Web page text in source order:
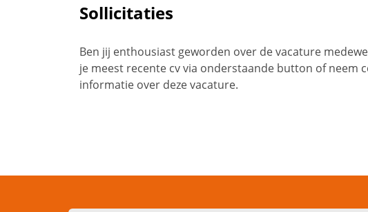
Sollicitaties
Ben jij enthousiast geworden over de vacature
je meest recente cv via onderstaande button of neem
informatie over deze vacature.